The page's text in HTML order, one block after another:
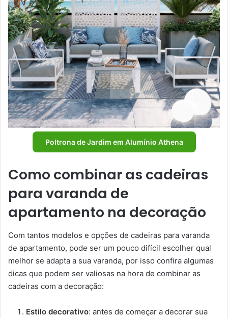
Poltrona de Jardim em Alumínio Athena
Como combinar as cadeiras
para varanda de
apartamento na decoração
Com tantos modelos e opções de cadeiras para varanda
de apartamento, pode ser um pouco difícil escolher qual
melhor se adapta a sua varanda, por isso confira algumas
dicas que podem ser valiosas na hora de combinar as
cadeiras com a decoração:
Estilo decorativo: antes de começar a decorar sua